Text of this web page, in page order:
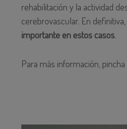
rehabilitación y la actividad
cerebrovascular. En definitiva,
importante en estos casos.
Para más información, pincha